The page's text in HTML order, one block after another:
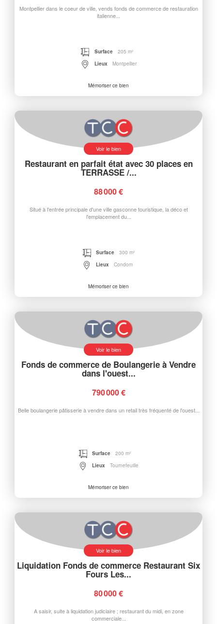
Montpellier dans le coeur de ville, vends fonds de commerce de restauration
italienne...
Surface
205 m²
Lieux
Montpellier
Mémoriser ce bien
Voir le bien
Restaurant en parfait état avec 30 places en
TERRASSE /...
88 000 €
Situé à l'entrée principale d'une ville gasconne touristique, la déco et
l'emplacement du...
Surface
300 m²
Lieux
Condom
Mémoriser ce bien
Voir le bien
Fonds de commerce de Boulangerie à Vendre
dans l'ouest...
790 000 €
Belle boulangerie pâtisserie à vendre dans un retail très fréquenté de l'ouest...
Surface
200 m²
Lieux
Tournefeuille
Mémoriser ce bien
Voir le bien
Liquidation Fonds de commerce Restaurant Six
Fours Les...
80 000 €
A saisir, suite à liquidation judiciaire ; restaurant du midi, en zone
commerciale...